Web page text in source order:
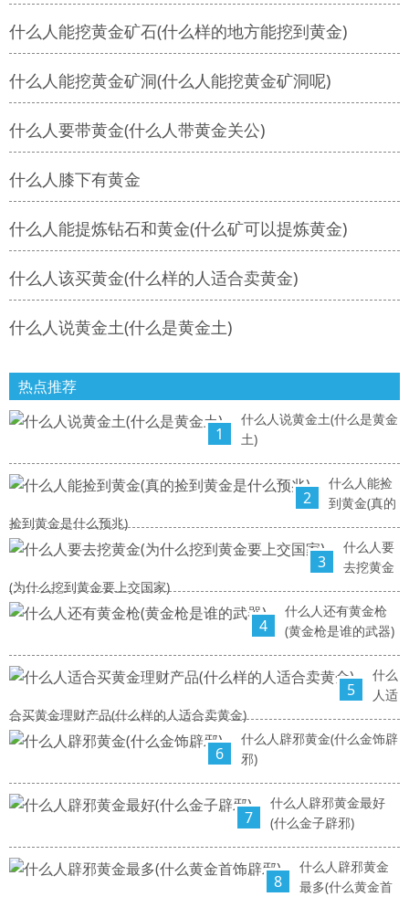
什么人能挖黄金矿石(什么样的地方能挖到黄金)
什么人能挖黄金矿洞(什么人能挖黄金矿洞呢)
什么人要带黄金(什么人带黄金关公)
什么人膝下有黄金
什么人能提炼钻石和黄金(什么矿可以提炼黄金)
什么人该买黄金(什么样的人适合卖黄金)
什么人说黄金土(什么是黄金土)
热点推荐
1
什么人说黄金土(什么是黄金
土)
2
什么人能捡
到黄金(真的
捡到黄金是什么预兆)
3
什么人要
去挖黄金
(为什么挖到黄金要上交国家)
4
什么人还有黄金枪
(黄金枪是谁的武器)
5
什么
人适
合买黄金理财产品(什么样的人适合卖黄金)
6
什么人辟邪黄金(什么金饰辟
邪)
7
什么人辟邪黄金最好
(什么金子辟邪)
8
什么人辟邪黄金
最多(什么黄金首